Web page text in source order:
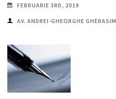
FEBRUARIE 3RD, 2019
AV. ANDREI-GHEORGHE GHERASIM